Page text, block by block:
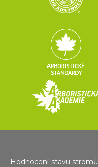
Hodnocení stavu stromů